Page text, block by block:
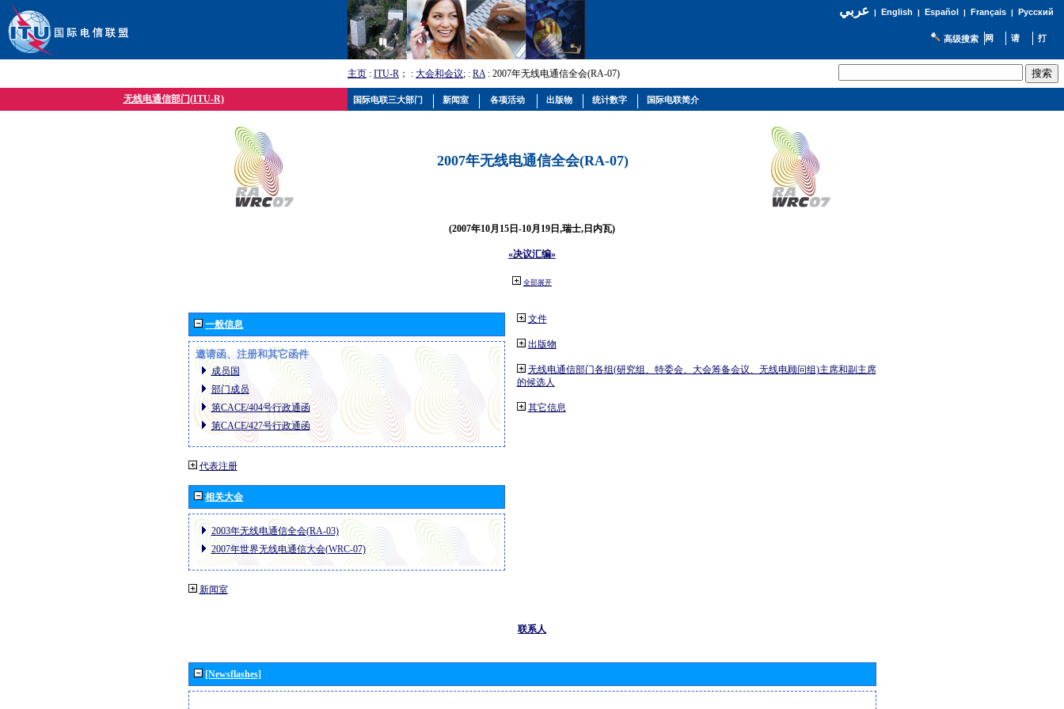
عربي| English | Español | Français| Русский
高级搜索
主页 : ITU-R ； : 大会和会议; : RA: 2007年无线电通信全会(RA-07)
无线电通信部门(ITU-R)
2007年无线电通信全会(RA-07)
(2007年10月15日-10月19日,瑞士,日内瓦)
«决议汇编»
全部展开
一般信息
邀请函、注册和其它函件
成员国
部门成员
第CACE/404号行政通函
第CACE/427号行政通函
代表注册
相关大会
2003年无线电通信全会(RA-03)
2007年世界无线电通信大会(WRC-07)
新闻室
文件
出版物
无线电通信部门各组(研究组、特委会、大会筹备会议、无线电顾问组)主席和副主席
的候选人
其它信息
联系人
[Newsflashes]
国际电联三大部门 新闻室 各项活动 出版物 统计数字 国际电联简介